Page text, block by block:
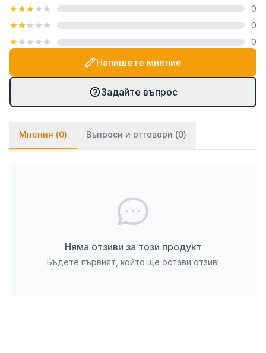
посредством закачалка тип "гребен", която е
включена в комплекта. При PVC паната частите
се монтират на стената посредством
двойнозалепващо се тиксо. Ако ще се монтират
върху стена с тапет, препоръчваме да използвате
и няколко капки лепило върху тиксото (всяко
бързозалепящо лепило като капчица, каноконлит
0
0
0
Напишете мнение
Задайте въпрос
Мнения (0) Въпроси и отговори (0)
Няма отзиви за този продукт
Бъдете първият, който ще остави отзив!